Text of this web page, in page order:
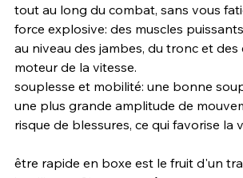
tout au long du combat, sans vous
force explosive: des muscles
au niveau des jambes, du tronc et des
moteur de la vitesse.
souplesse et mobilité: une bonne
une plus grande amplitude de
risque de blessures, ce qui favorise la
être rapide en boxe est le fruit d'un